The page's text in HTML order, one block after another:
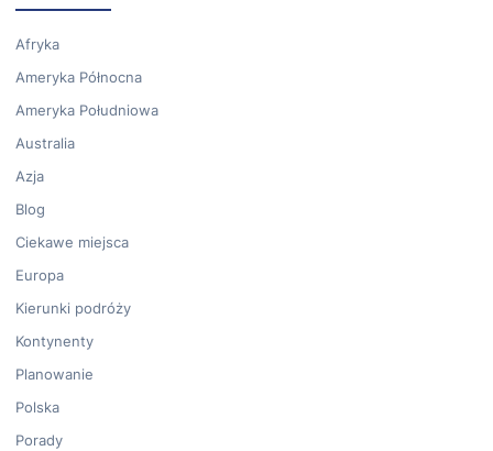
Afryka
Ameryka Północna
Ameryka Południowa
Australia
Azja
Blog
Ciekawe miejsca
Europa
Kierunki podróży
Kontynenty
Planowanie
Polska
Porady